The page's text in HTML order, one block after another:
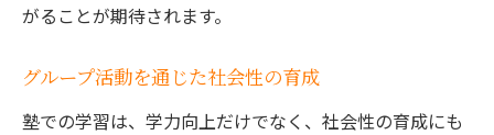
がることが期待されます。
グループ活動を通じた社会性の育成
塾での学習は、学力向上だけでなく、社会性の育成にも